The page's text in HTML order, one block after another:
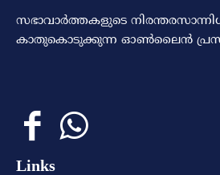
സഭാവാര്‍ത്തകളുടെ
കാതുകൊടുക്കുന്ന ഓണ്‍ലൈന്‍
Links